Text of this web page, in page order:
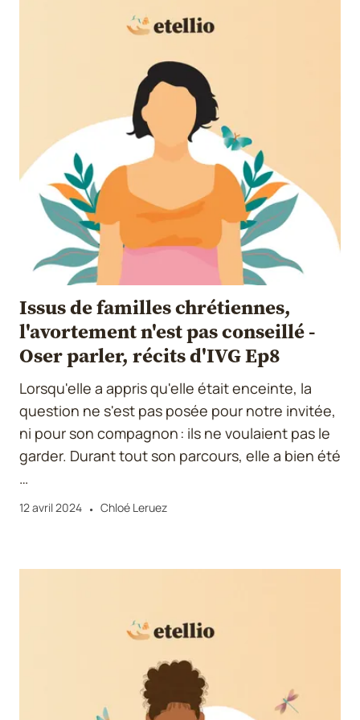
Issus de familles chrétiennes,
l'avortement n'est pas conseillé -
Oser parler, récits d'IVG Ep8
Lorsqu'elle a appris qu'elle était enceinte, la
question ne s'est pas posée pour notre invitée,
ni pour son compagnon : ils ne voulaient pas le
garder. Durant tout son parcours, elle a bien été
…
12 avril 2024 Chloé Leruez